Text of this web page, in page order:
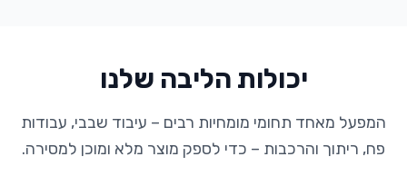
יכולות הליבה שלנו
המפעל מאחד תחומי מומחיות רבים – עיבוד שבבי, עבודות
פח, ריתוך והרכבות – כדי לספק מוצר מלא ומוכן למסירה.